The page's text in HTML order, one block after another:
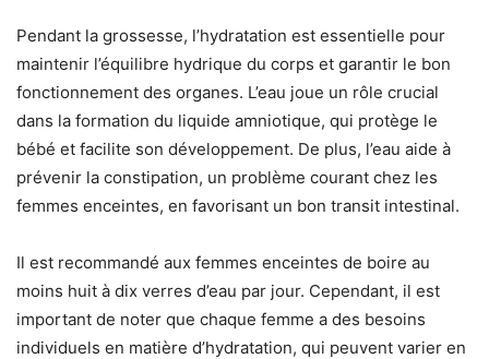
Pendant la grossesse, l’hydratation est essentielle pour
maintenir l’équilibre hydrique du corps et garantir le bon
fonctionnement des organes. L’eau joue un rôle crucial
dans la formation du liquide amniotique, qui protège le
bébé et facilite son développement. De plus, l’eau aide à
prévenir la constipation, un problème courant chez les
femmes enceintes, en favorisant un bon transit intestinal.
Il est recommandé aux femmes enceintes de boire au
moins huit à dix verres d’eau par jour. Cependant, il est
important de noter que chaque femme a des besoins
individuels en matière d’hydratation, qui peuvent varier en